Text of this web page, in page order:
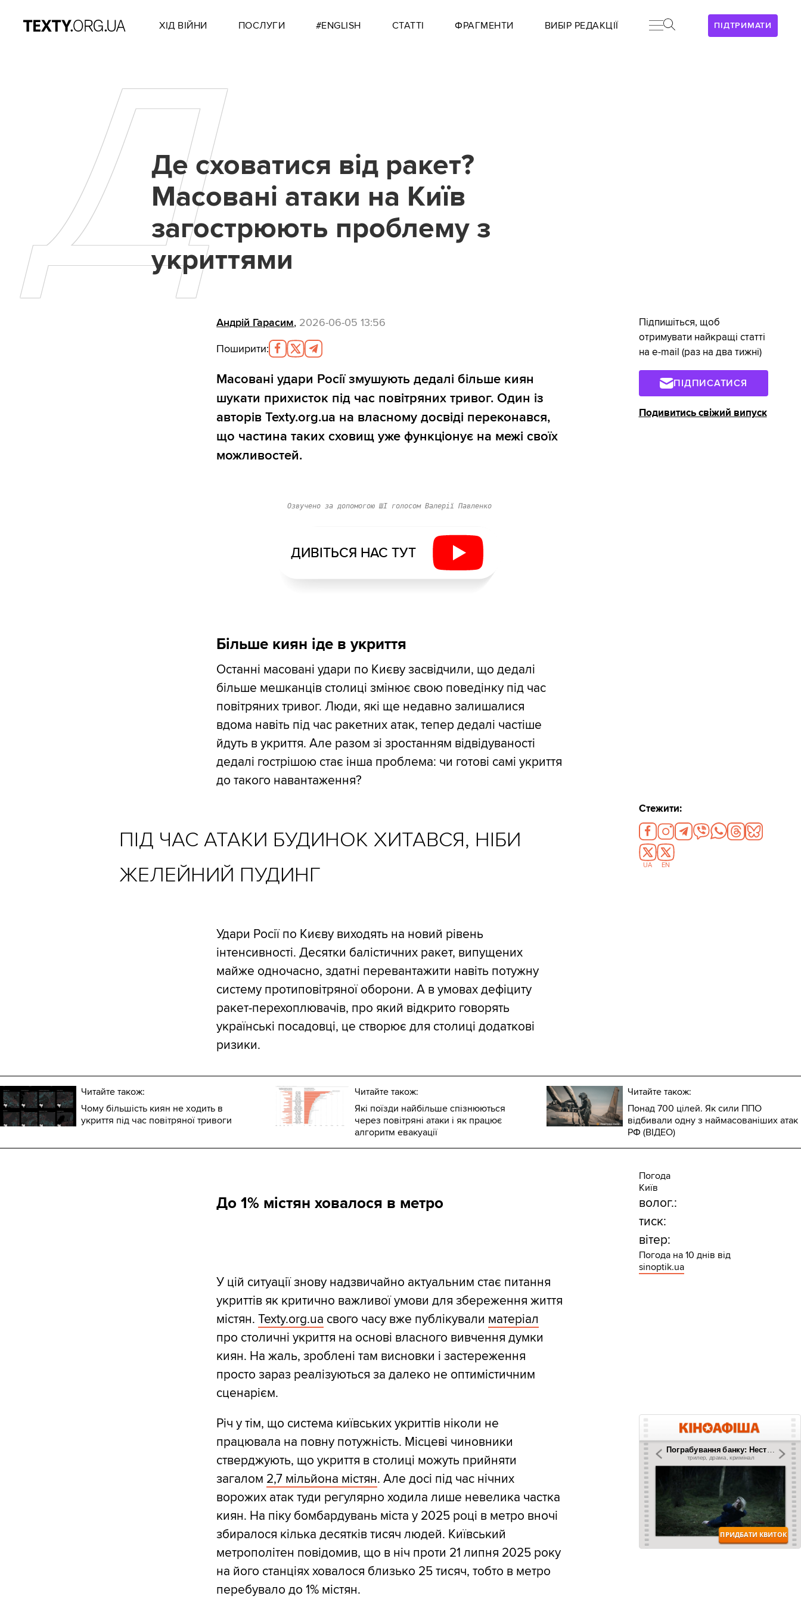
ПІДТРИМАТИ
ХІД ВІЙНИ ПОСЛУГИ #ENGLISH СТАТТІ ФРАГМЕНТИ ВИБІР РЕДАКЦІЇ
ДДе сховатися від ракет?
Масовані атаки на Київ
загострюють проблему з
укриттями
Андрій Гарасим, 2026-06-05 13:56
Поширити:
Масовані удари Росії змушують дедалі більше киян
шукати прихисток під час повітряних тривог. Один із
авторів Texty.org.ua на власному досвіді переконався,
що частина таких сховищ уже функціонує на межі своїх
можливостей.
Озвучено за допомогою ШІ голосом Валерії Павленко
ДИВІТЬСЯ НАС ТУТ
Більше киян іде в укриття
Останні масовані удари по Києву засвідчили, що дедалі
більше мешканців столиці змінює свою поведінку під час
повітряних тривог. Люди, які ще недавно залишалися
вдома навіть під час ракетних атак, тепер дедалі частіше
йдуть в укриття. Але разом зі зростанням відвідуваності
дедалі гострішою стає інша проблема: чи готові самі укриття
до такого навантаження?
ПІД ЧАС АТАКИ БУДИНОК ХИТАВСЯ, НІБИ
ЖЕЛЕЙНИЙ ПУДИНГ
Удари Росії по Києву виходять на новий рівень
інтенсивності. Десятки балістичних ракет, випущених
майже одночасно, здатні перевантажити навіть потужну
систему протиповітряної оборони. А в умовах дефіциту
ракет-перехоплювачів, про який відкрито говорять
українські посадовці, це створює для столиці додаткові
ризики.
Читайте також:
Чому більшість киян не ходить в
укриття під час повітряної тривоги
Читайте також:
Які поїзди найбільше спізнюються
через повітряні атаки і як працює
алгоритм евакуації
Читайте також:
Понад 700 цілей. Як сили ППО
відбивали одну з наймасованіших атак
РФ (ВІДЕО)
До 1% містян ховалося в метро
У цій ситуації знову надзвичайно актуальним стає питання
укриттів як критично важливої умови для збереження життя
містян.Texty.org.ua свого часу вже публікували матеріал
про столичні укриття на основі власного вивчення думки
киян. На жаль, зроблені там висновки і застереження
просто зараз реалізуються за далеко не оптимістичним
сценарієм.
Річ у тім, що система київських укриттів ніколи не
працювала на повну потужність. Місцеві чиновники
стверджують, що укриття в столиці можуть прийняти
загалом 2,7 мільйона містян. Але досі під час нічних
ворожих атак туди регулярно ходила лише невелика частка
киян. На піку бомбардувань міста у 2025 році в метро вночі
збиралося кілька десятків тисяч людей. Київський
метрополітен повідомив, що в ніч проти 21 липня 2025 року
на його станціях ховалося близько 25 тисяч, тобто в метро
перебувало до 1% містян.
Підпишіться, щоб
отримувати найкращі статті
на e-mail (раз на два тижні)
ПІДПИСАТИСЯ
Подивитись свіжий випуск
Стежити:
UA EN
Погода
Київ
волог.:
тиск:
вітер:
Погода на 10 днів від
sinoptik.ua